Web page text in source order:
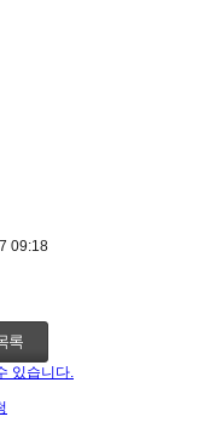
09:18
록
있습니다.